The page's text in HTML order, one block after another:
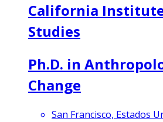
California
Studies
Ph.D. in
Change
San Francisco, Estados